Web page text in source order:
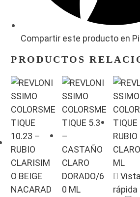
Compartir este producto en
PRODUCTOS
Vista
rápida